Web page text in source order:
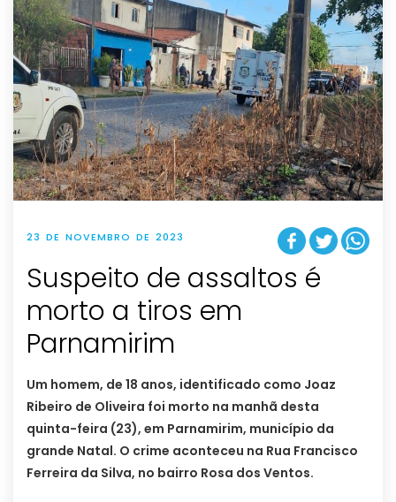
23 DE NOVEMBRO DE 2023
Suspeito de assaltos é
morto a tiros em
Parnamirim
Um homem, de 18 anos, identificado como Joaz
Ribeiro de Oliveira foi morto na manhã desta
quinta-feira (23), em Parnamirim, município da
grande Natal. O crime aconteceu na Rua Francisco
Ferreira da Silva, no bairro Rosa dos Ventos.